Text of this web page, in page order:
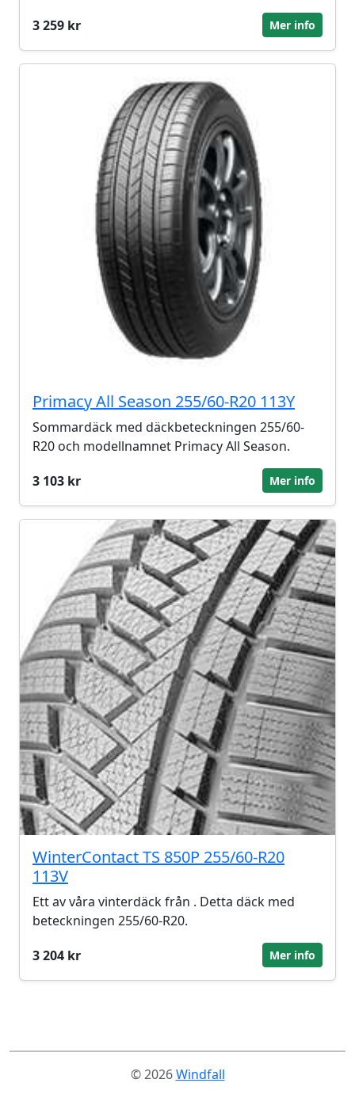
3 259 kr
Mer info
Primacy All Season 255/60-R20 113Y
Sommardäck med däckbeteckningen 255/60-
R20 och modellnamnet Primacy All Season.
3 103 kr
Mer info
WinterContact TS 850P 255/60-R20
113V
Ett av våra vinterdäck från . Detta däck med
beteckningen 255/60-R20.
3 204 kr
Mer info
© 2026Windfall